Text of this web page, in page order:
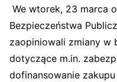
We wtorek, 23 marca
Bezpieczeństwa
zaopiniowali zmiany w
dotyczące m.in.
dofinansowanie